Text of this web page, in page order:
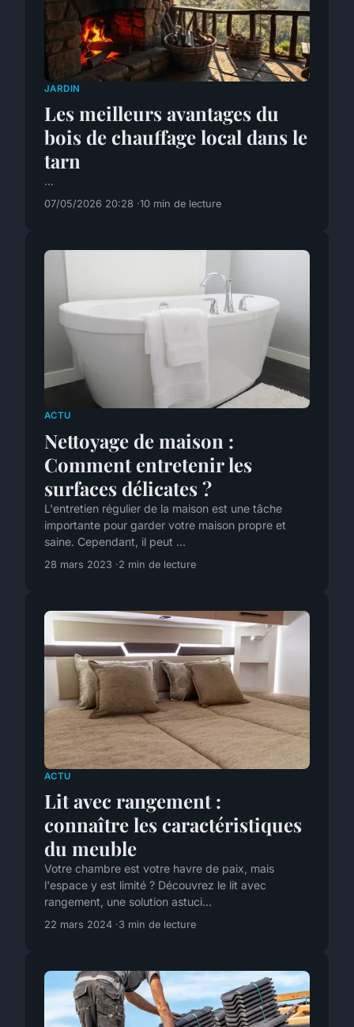
JARDIN
Les meilleurs avantages du
bois de chauffage local dans le
tarn
...
07/05/2026 20:28 10 min de lecture
ACTU
Nettoyage de maison :
Comment entretenir les
surfaces délicates ?
L'entretien régulier de la maison est une tâche
importante pour garder votre maison propre et
saine. Cependant, il peut ...
28 mars 2023 2 min de lecture
ACTU
Lit avec rangement :
connaître les caractéristiques
du meuble
Votre chambre est votre havre de paix, mais
l'espace y est limité ? Découvrez le lit avec
rangement, une solution astuci...
22 mars 2024 3 min de lecture